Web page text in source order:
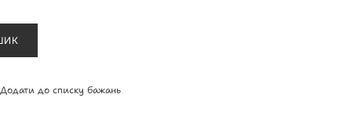
Додати до списку бажань